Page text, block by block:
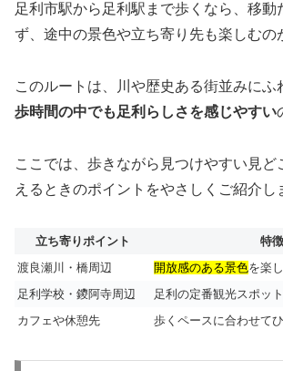
足利市駅から足利駅まで歩くなら、移動
ず、途中の景色や立ち寄り先も楽しむの
このルートは、川や歴史ある街並みにふ
歩時間の中でも足利らしさを感じやすい
ここでは、歩きながら見つけやすい見ど
えるときのポイントをやさしくご紹介し
立ち寄りポイント
特徴
渡良瀬川・橋周辺
開放感のある景色を楽
足利学校・鑁阿寺周辺
足利の定番観光スポッ
カフェや休憩先
歩くペースに合わせて